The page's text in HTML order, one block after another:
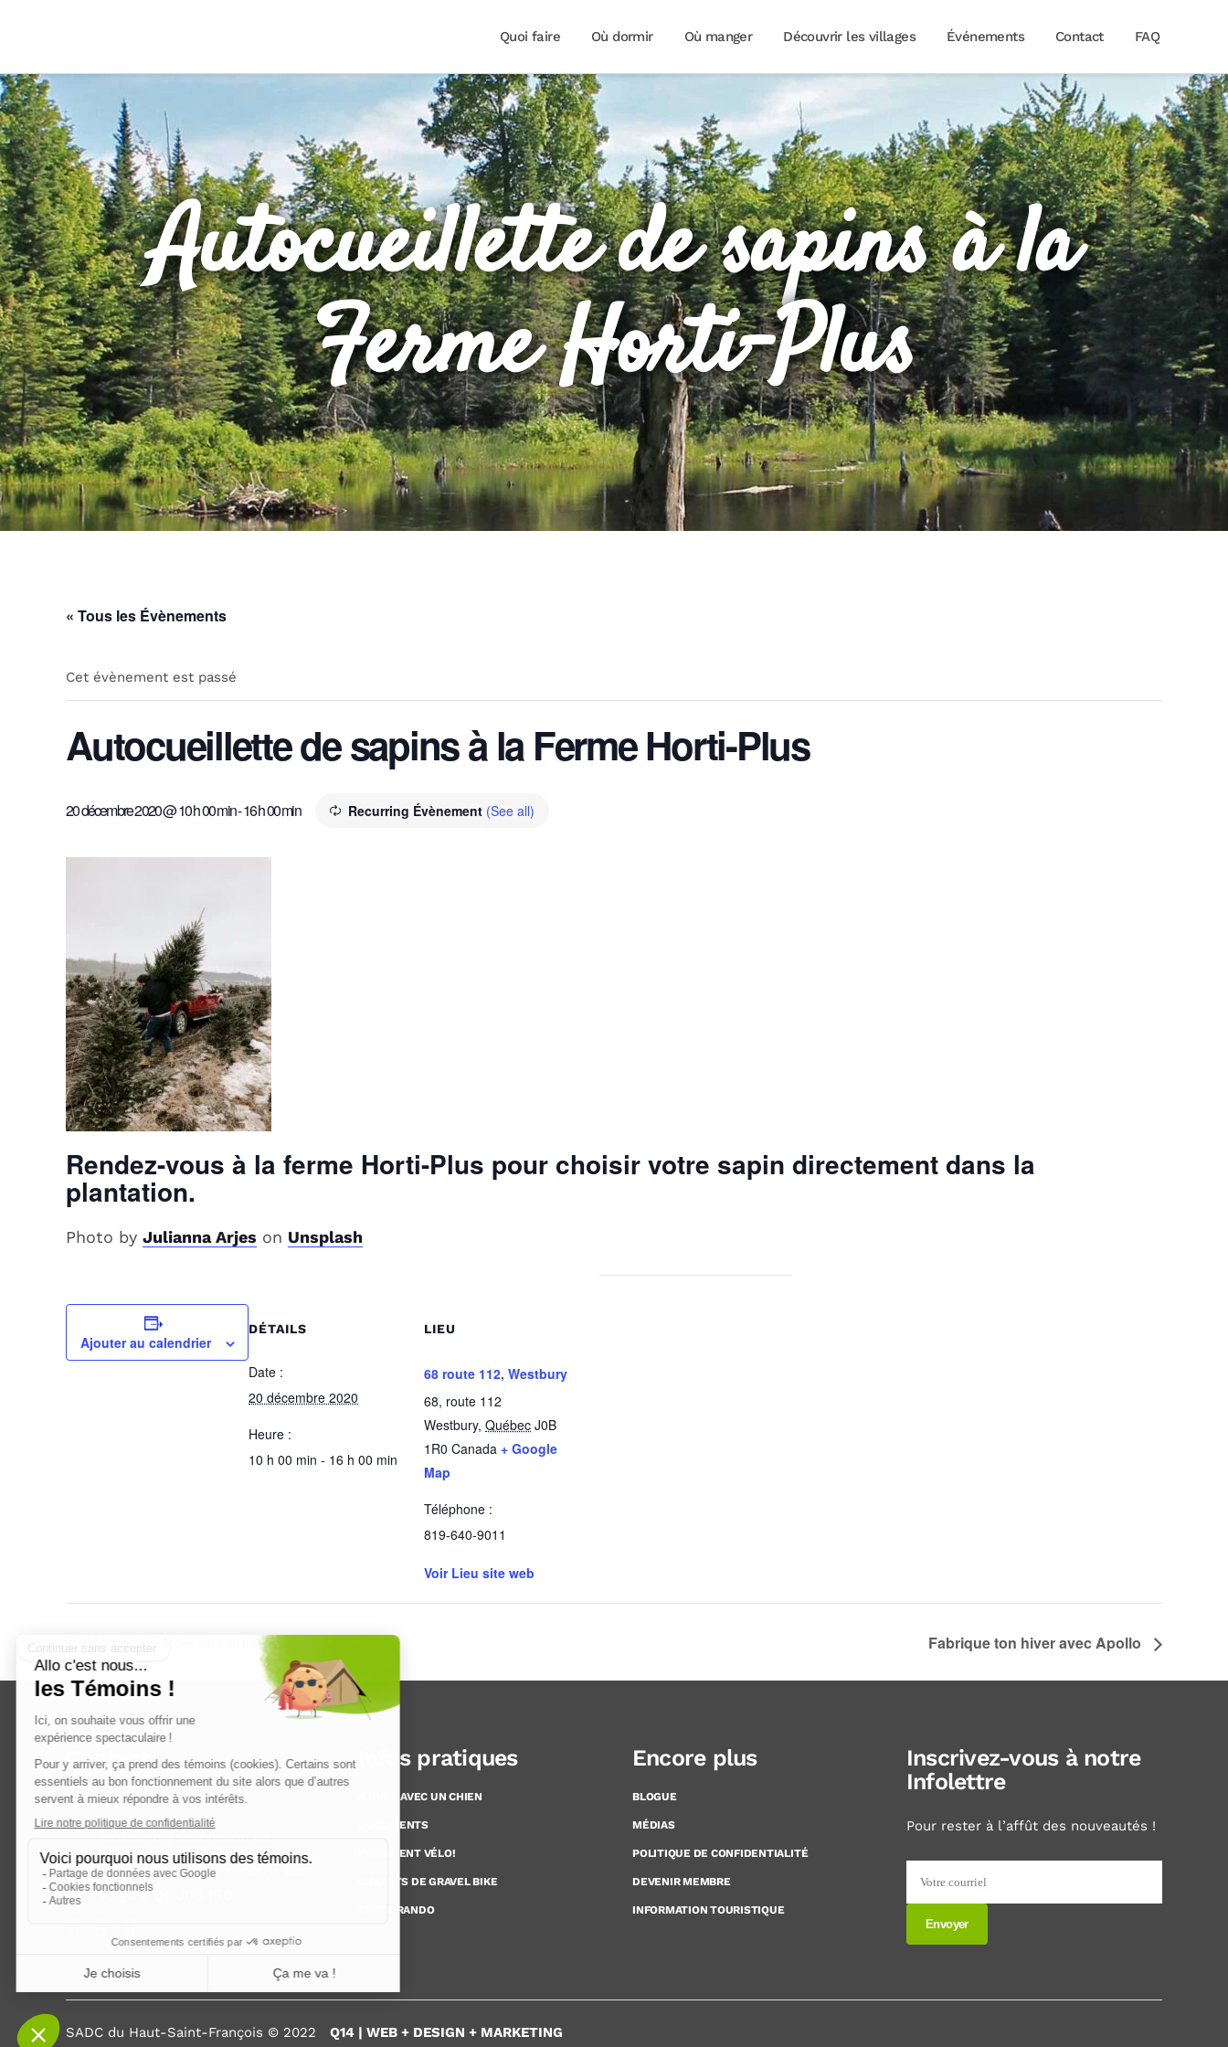
Quoi faire Où dormir Où manger Découvrir les villages Événements Contact FAQ
Autocueillette de sapins à la
Ferme Horti-Plus
« Tous les Évènements
Cet évènement est passé
Autocueillette de sapins à la Ferme Horti-Plus
20 décembre 2020 @ 10 h 00 min-16 h 00 min Recurring Évènement (See all)
Rendez-vous à la ferme Horti-Plus pour choisir votre sapin directement dans la
plantation.
Photo by Julianna Arjes on Unsplash
Ajouter au calendrier
DÉTAILS
Date :
20 décembre 2020
Heure :
10 h 00 min - 16 h 00 min
LIEU
68 route 112, Westbury
68, route 112
Westbury, Québec J0B
1R0 Canada + Google
Map
Téléphone :
819-640-9011
Voir Lieu site web
Marché de Noël des artistes Fabrique ton hiver avec Apollo
Contact
819 832-2447
47, rue Angus Nord <br/> East
Angus, Qc J0B 1R0
Infos pratiques
À FAIRE AVEC UN CHIEN
DOCUMENTS
FIÈREMENT VÉLO!
CIRCUITS DE GRAVEL BIKE
CARTE RANDO
Encore plus
BLOGUE
MÉDIAS
POLITIQUE DE CONFIDENTIALITÉ
DEVENIR MEMBRE
INFORMATION TOURISTIQUE
Inscrivez-vous à notre
Infolettre
Pour rester à l’affût des nouveautés !
SADC du Haut-Saint-François © 2022 Q14 | WEB + DESIGN + MARKETING